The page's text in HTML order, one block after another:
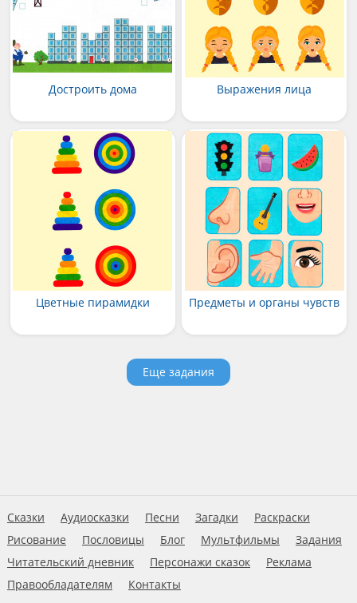
Достроить дома Выражения лица
Цветные пирамидки Предметы и органы чувств
Еще задания
Сказки Аудиосказки Песни Загадки
Раскраски
Рисование
Пословицы Блог Мультфильмы
Задания
Читательский дневник
Персонажи сказок
Реклама
Правообладателям
Контакты